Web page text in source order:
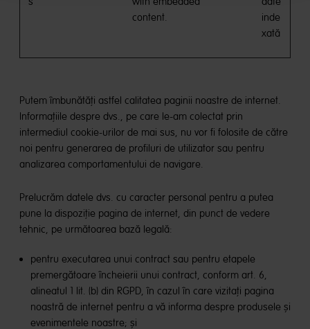
content.
inde
xată
Putem îmbunătăți astfel calitatea paginii noastre de internet.
Informațiile despre dvs., pe care le-am colectat prin
intermediul cookie-urilor de mai sus, nu vor fi folosite de către
noi pentru generarea de profiluri de utilizator sau pentru
analizarea comportamentului de navigare.
Prelucrăm datele dvs. cu caracter personal pentru a putea
pune la dispoziție pagina de internet, din punct de vedere
tehnic, pe următoarea bază legală:
pentru executarea unui contract sau pentru etapele
premergătoare încheierii unui contract, conform art. 6,
alineatul 1 lit. (b) din RGPD, în cazul în care vizitați pagina
noastră de internet pentru a vă informa despre produsele și
evenimentele noastre; și